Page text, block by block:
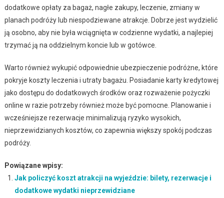
dodatkowe opłaty za bagaż, nagłe zakupy, leczenie, zmiany w
planach podróży lub niespodziewane atrakcje. Dobrze jest wydzielić
ją osobno, aby nie była wciągnięta w codzienne wydatki, a najlepiej
trzymać ją na oddzielnym koncie lub w gotówce.
Warto również wykupić odpowiednie ubezpieczenie podróżne, które
pokryje koszty leczenia i utraty bagażu. Posiadanie karty kredytowej
jako dostępu do dodatkowych środków oraz rozważenie pożyczki
online w razie potrzeby również może być pomocne. Planowanie i
wcześniejsze rezerwacje minimalizują ryzyko wysokich,
nieprzewidzianych kosztów, co zapewnia większy spokój podczas
podróży.
Powiązane wpisy:
Jak policzyć koszt atrakcji na wyjeździe: bilety, rezerwacje i
dodatkowe wydatki nieprzewidziane